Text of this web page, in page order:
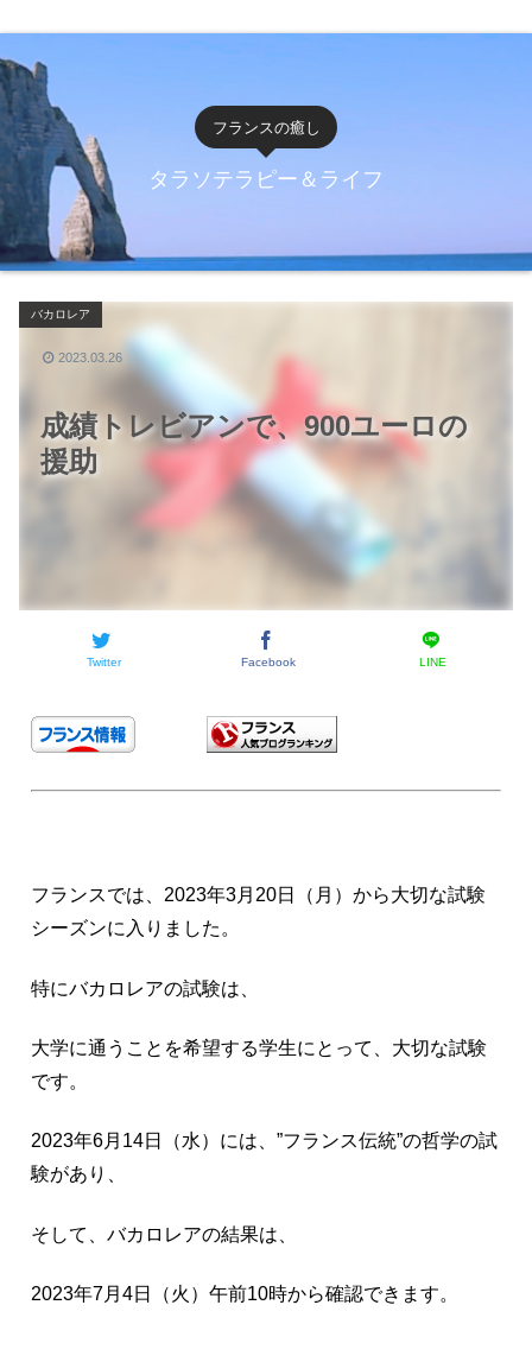
フランスの癒し
タラソテラピー＆ライフ
成績トレビアンで、900ユーロの
援助
バカロレア
Twitter Facebook LINE
2023.03.26
フランスでは、2023年3月20日（月）から大切な試験
シーズンに入りました。
特にバカロレアの試験は、
大学に通うことを希望する学生にとって、大切な試験
です。
2023年6月14日（水）には、”フランス伝統”の哲学の試
験があり、
そして、バカロレアの結果は、
2023年7月4日（火）午前10時から確認できます。